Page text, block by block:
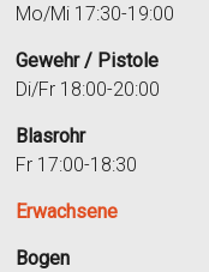
Mo/Mi 17:30-19:00
Gewehr / Pistole
Di/Fr 18:00-20:00
Blasrohr
Fr 17:00-18:30
Erwachsene
Bogen